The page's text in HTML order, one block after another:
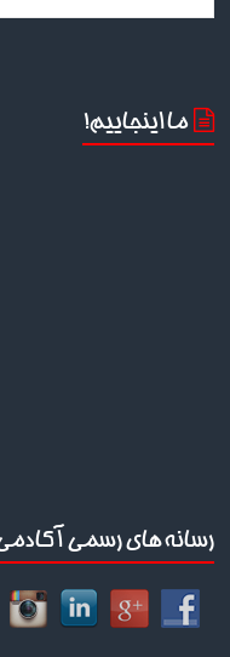
ما اینجاییم!
رسانه های رسمی